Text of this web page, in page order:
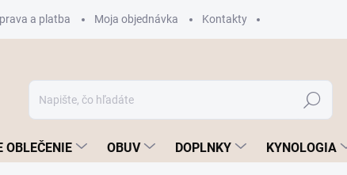
a platba Moja objednávka Kontakty
Hľadať
OBLEČENIE OBUV DOPLNKY KYNOLOGIA